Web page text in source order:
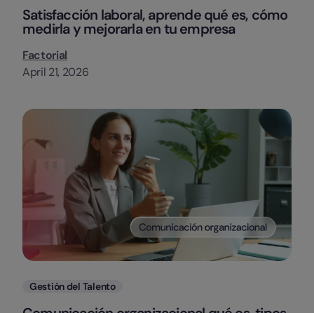
Satisfacción laboral, aprende qué es, cómo
medirla y mejorarla en tu empresa
Factorial
April 21, 2026
Categorias
Gestión del Talento